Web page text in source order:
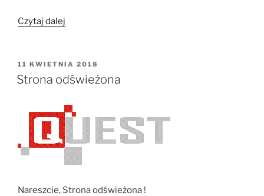
Czytaj dalej
osobnych
oknach”
OPUBLIKOWANE
W
11 KWIETNIA 2018
Strona odświeżona
Nareszcie, Strona odświeżona !